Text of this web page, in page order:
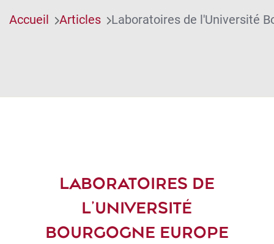
Accueil Articles Laboratoires de l'Université
LABORATOIRES DE
L'UNIVERSITÉ
BOURGOGNE EUROPE